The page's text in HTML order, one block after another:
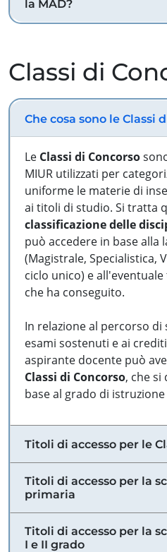
la MAD?
Classi di
Che cosa sono le Classi
Le Classi di Concorso
MIUR utilizzati per
uniforme le materie di
ai titoli di studio. Si tratta
classificazione delle
può accedere in base alla
(Magistrale, Specialistica,
ciclo unico) e
che ha conseguito.
In relazione al percorso
esami sostenuti e ai
aspirante docente può
Classi di Concorso, che si
base al grado di
Titoli di accesso per le
Titoli di accesso per la
primaria
Titoli di accesso per la
I e II grado